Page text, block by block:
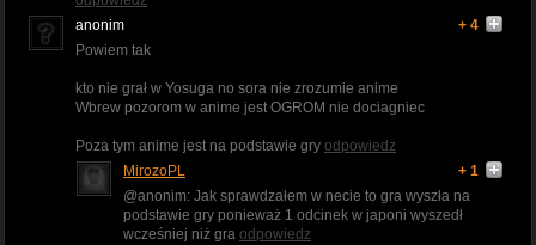
anonim
+ 4
Powiem tak
kto nie grał w Yosuga no sora nie zrozumie anime
Wbrew pozorom w anime jest OGROM nie dociagniec
Poza tym anime jest na podstawie gry odpowiedz
MirozoPL
+ 1
@anonim: Jak sprawdzałem w necie to gra wyszła na
podstawie gry ponieważ 1 odcinek w japoni wyszedł
wcześniej niż gra odpowiedz